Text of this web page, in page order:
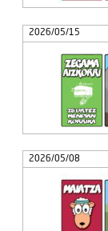
2026/05/15
2026/05/08